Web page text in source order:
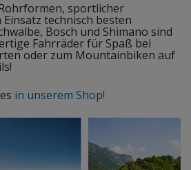
sportlicher
technisch besten
Bosch und Shimano sind
Fahrräder für Spaß bei
oder zum Mountainbiken auf
in unserem Shop!